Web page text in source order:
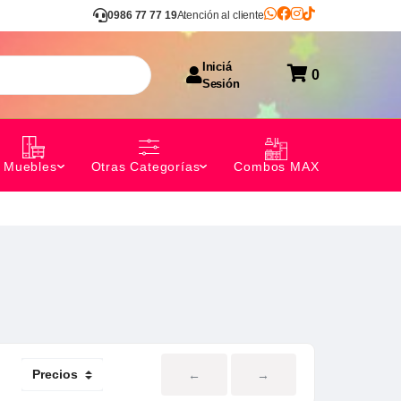
0986 77 77 19Atención al cliente
Iniciá
Sesión
0
Muebles Otras Categorías Combos MAX
← →